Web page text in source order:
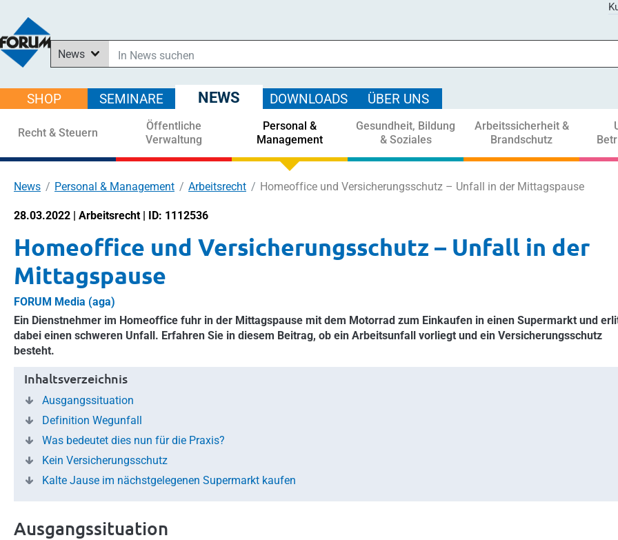
News
In Downloads suchen
Im Shop suchen
In Seminaren suchen
SHOP SEMINARE NEWS DOWNLOADS ÜBER UNS
Recht & Steuern
Öffentliche
Verwaltung
Personal &
Management
Gesundheit, Bildung
& Soziales
Arbeitssicherheit &
Brandschutz
News Personal & Management Arbeitsrecht Homeoffice und Versicherungsschutz – Unfall in der Mittagspause
28.03.2022 | Arbeitsrecht | ID: 1112536
Homeoffice und Versicherungsschutz – Unfall in der
Mittagspause
FORUM Media (aga)
Ein Dienstnehmer im Homeoffice fuhr in der Mittagspause mit dem Motorrad zum Einkaufen in einen Supermarkt und
dabei einen schweren Unfall. Erfahren Sie in diesem Beitrag, ob ein Arbeitsunfall vorliegt und ein Versicherungsschutz
besteht.
Inhaltsverzeichnis
Ausgangssituation
Definition Wegunfall
Was bedeutet dies nun für die Praxis?
Kein Versicherungsschutz
Kalte Jause im nächstgelegenen Supermarkt kaufen
Ausgangssituation